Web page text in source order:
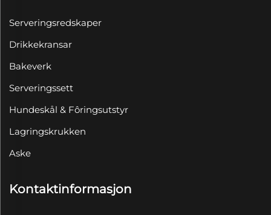
Serveringsredskaper
Drikkekransar
Bakeverk
Serveringssett
Hundeskål & Fôringsutstyr
Lagringskrukken
Aske
Kontaktinformasjon